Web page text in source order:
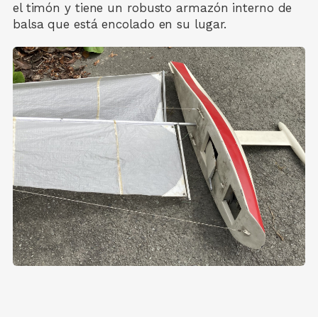
el timón y tiene un robusto armazón interno de
balsa que está encolado en su lugar.